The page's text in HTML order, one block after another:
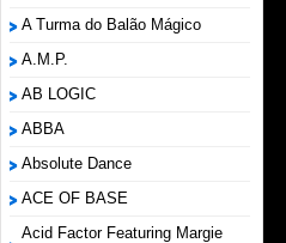
A Turma do Balão Mágico
A.M.P.
AB LOGIC
ABBA
Absolute Dance
ACE OF BASE
Acid Factor Featuring Margie